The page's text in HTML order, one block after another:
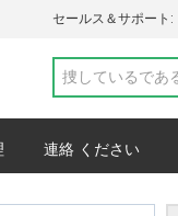
セールス＆サポート:
連絡 ください